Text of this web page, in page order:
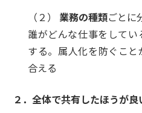
（２） 業務の種類ごとに
誰がどんな仕事をして
する。属人化を防ぐこ
合える
２．全体で共有したほうが良